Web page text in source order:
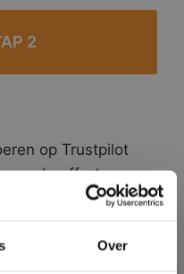
Over
op Trustpilot
offerte
maakt